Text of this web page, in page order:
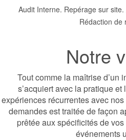
Audit Interne. Repérage sur
Rédaction de
Notre
Tout comme la maîtrise d’un
s’acquiert avec la pratique
expériences récurrentes avec
demandes est traitée de façon
prêtée aux spécificités de
événements